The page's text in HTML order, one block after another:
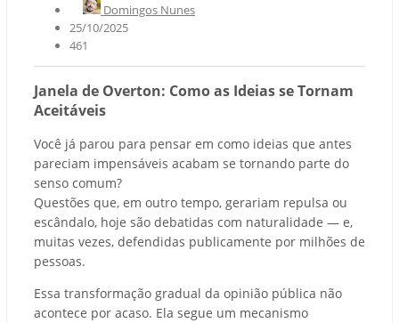
Domingos Nunes
25/10/2025
461
Janela de Overton: Como as Ideias se Tornam
Aceitáveis
Você já parou para pensar em como ideias que antes
pareciam impensáveis acabam se tornando parte do
senso comum?
Questões que, em outro tempo, gerariam repulsa ou
escândalo, hoje são debatidas com naturalidade — e,
muitas vezes, defendidas publicamente por milhões de
pessoas.
Essa transformação gradual da opinião pública não
acontece por acaso. Ela segue um mecanismo